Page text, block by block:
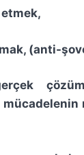
(anti-